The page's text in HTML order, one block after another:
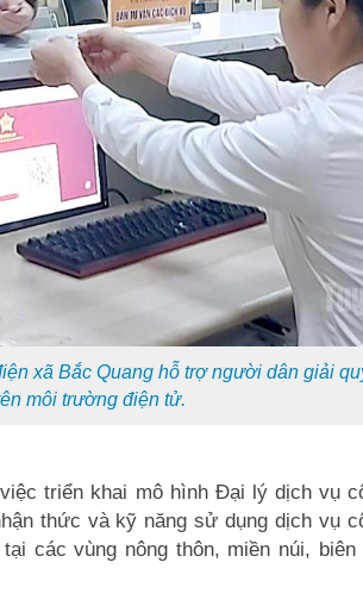
xã Bắc Quang hỗ trợ người dân giải
môi trường điện tử.
triển khai mô hình Đại lý dịch vụ
thức và kỹ năng sử dụng dịch vụ
các vùng nông thôn, miền núi,